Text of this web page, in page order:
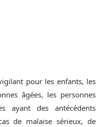
pour les enfants, les
âgées, les personnes
ayant des antécédents
de malaise sérieux, de